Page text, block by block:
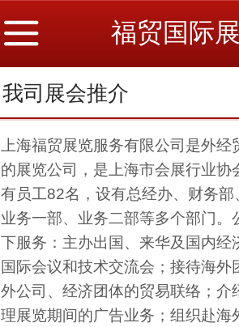
福贸国际
我司展会推介
上海福贸展览服务有限公司是外
的展览公司，是上海市会展行业协
有员工82名，设有总经办、财务
业务一部、业务二部等多个部门。
下服务：主办出国、来华及国内经
国际会议和技术交流会；接待海外
外公司、经济团体的贸易联络；介
理展览期间的广告业务；组织赴海